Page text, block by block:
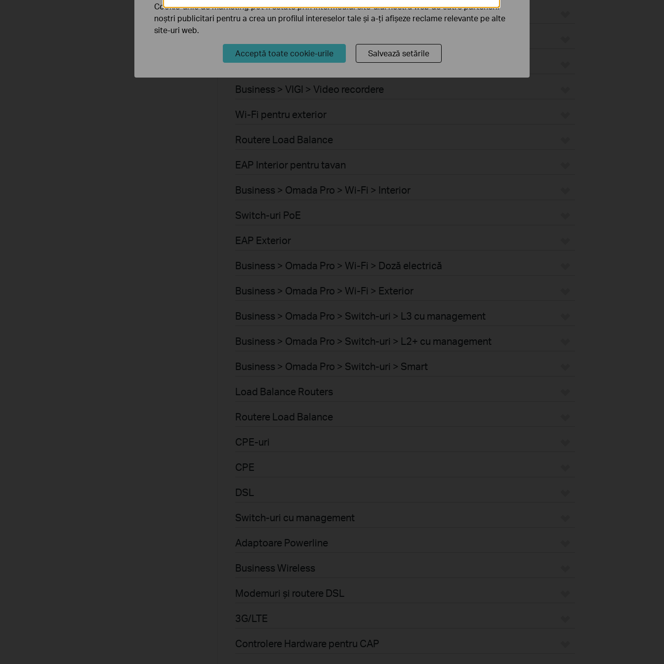
Business > VIGI > Camere video
Routere VPN
Business > VIGI > Video recordere
Wi-Fi pentru exterior
Routere Load Balance
EAP Interior pentru tavan
Business > Omada Pro > Wi-Fi > Interior
Switch-uri PoE
EAP Exterior
Business > Omada Pro > Wi-Fi > Doză electrică
Business > Omada Pro > Wi-Fi > Exterior
Business > Omada Pro > Switch-uri > L3 cu management
Business > Omada Pro > Switch-uri > L2+ cu management
Business > Omada Pro > Switch-uri > Smart
Load Balance Routers
Routere Load Balance
CPE-uri
CPE
DSL
Switch-uri cu management
Adaptoare Powerline
Business Wireless
Modemuri și routere DSL
3G/LTE
Controlere Hardware pentru CAP
Cookie-urile de marketing pot fi setate prin intermediul site-ului nostru web de către partenerii
noștri publicitari pentru a crea un profilul intereselor tale și a-ți afișeze reclame relevante pe alte
site-uri web.
Acceptă toate cookie-urile Salvează setările